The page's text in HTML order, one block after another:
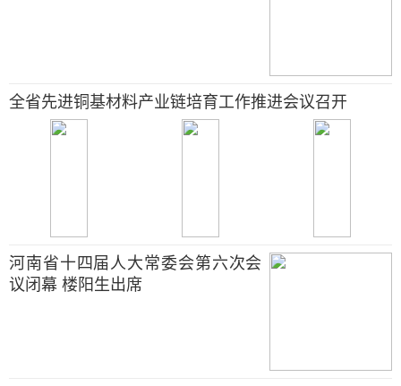
全省先进铜基材料产业链培育工作推进会议召开
河南省十四届人大常委会第六次会
议闭幕 楼阳生出席